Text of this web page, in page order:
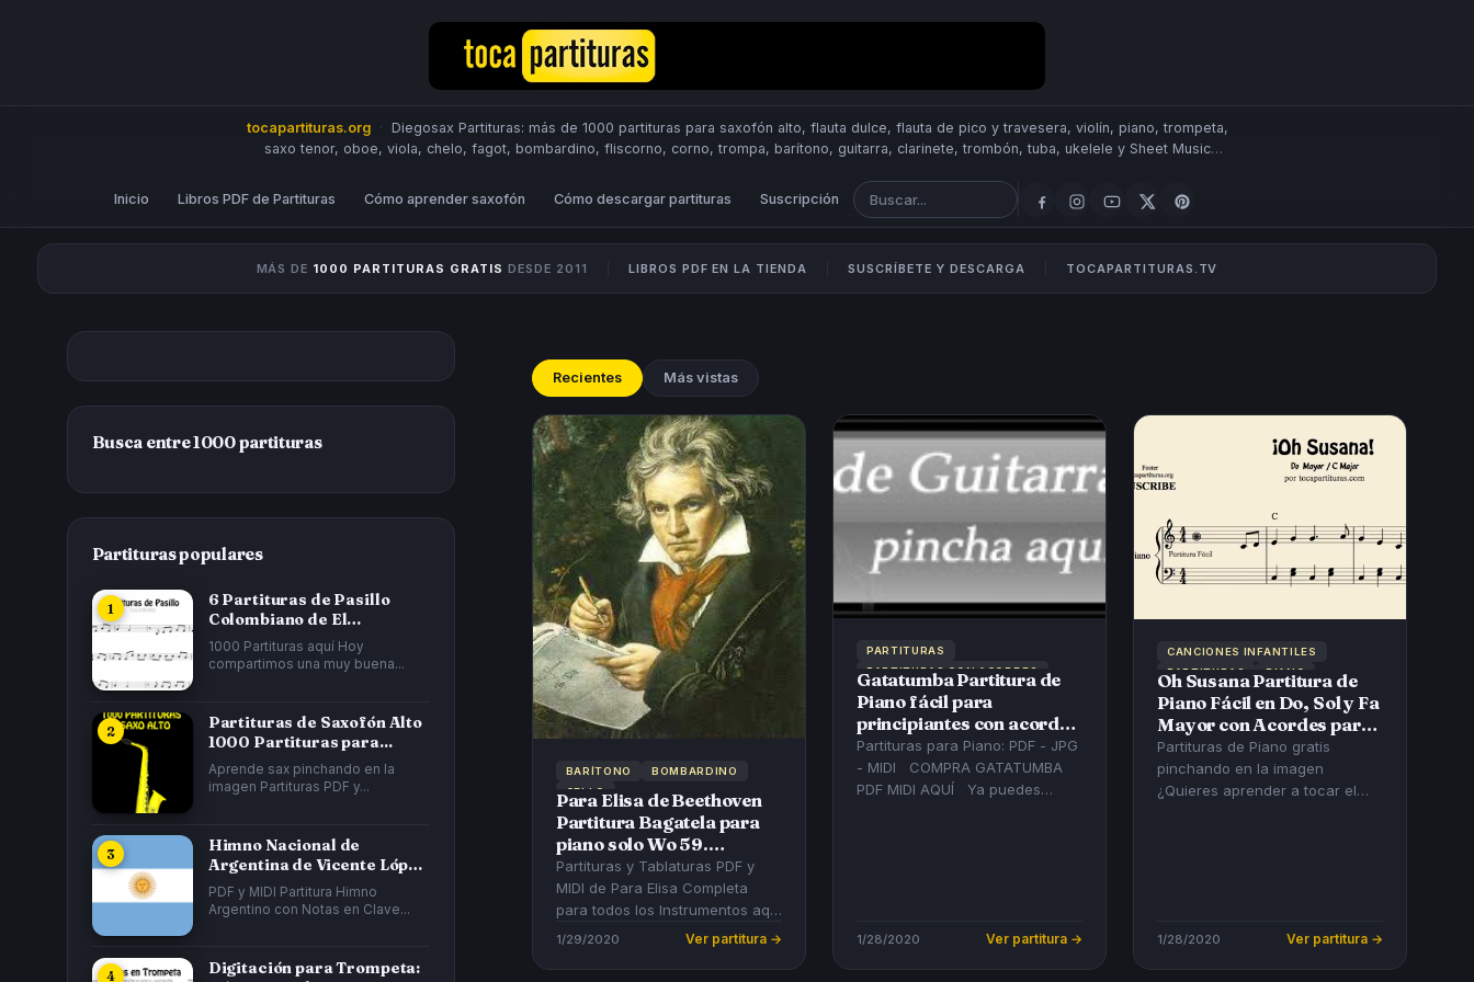
tocapartituras.org ·
Diegosax Partituras: más de 1000 partituras para saxofón alto, flauta dulce, flauta de pico y travesera, violín, piano, trompeta,
saxo tenor, oboe, viola, chelo, fagot, bombardino, fliscorno, corno, trompa, barítono, guitarra, clarinete, trombón, tuba, ukelele y Sheet Music
Inicio Libros PDF de Partituras Cómo aprender saxofón Cómo descargar partituras Suscripción
MÁS DE 1000 PARTITURAS GRATIS DESDE 2011 LIBROS PDF EN LA TIENDA SUSCRÍBETE Y DESCARGA TOCAPARTITURAS.TV
Recientes Más vistas
BARÍTONO
BOMBARDINO
CELLO
Para Elisa de Beethoven
Partitura Bagatela para
piano solo Wo 59.
Partitura de Para Elisa
para Flauta, Saxofón,
Violín, Trompeta,
Clarinete, Trombón,
cualquier instrumento
Partituras y Tablaturas PDF y
MIDI de Para Elisa Completa
para todos los Instrumentos aquí
Partitura PDF Y MIDI DE PARA
1/29/2020 Ver partitura →
PARTITURAS
PARTITURAS CON ACORDES
Gatatumba Partitura de
Piano fácil para
principiantes con acordes
en Do Mayor Villancico
Popular Andaluz
Partituras para Piano: PDF - JPG
- MIDI COMPRA GATATUMBA
PDF MIDI AQUÍ Ya puedes
1/28/2020 Ver partitura →
CANCIONES INFANTILES
PARTITURAS
PIANO
Oh Susana Partitura de
Piano Fácil en Do, Sol y Fa
Mayor con Acordes para
Acompañamiento.
Partitura Fácil para
Pianistas Principiantes
Partituras de Piano gratis
pinchando en la imagen
¿Quieres aprender a tocar el
1/28/2020 Ver partitura →
Busca entre 1000 partituras
Partituras populares
6 Partituras de Pasillo
Colombiano de El
Cucarrón, La Gata...
1000 Partituras aquí Hoy
compartimos una muy buena...
Partituras de Saxofón Alto
1000 Partituras para...
Aprende sax pinchando en la
imagen Partituras PDF y...
Himno Nacional de
Argentina de Vicente López
y Planes y...
PDF y MIDI Partitura Himno
Argentino con Notas en Clave...
Digitación para Trompeta: